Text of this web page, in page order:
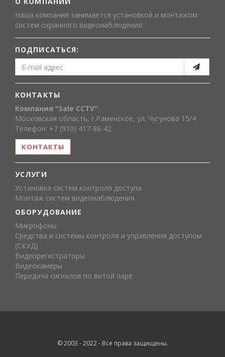
Наша компания занимается установкой и монтажом
систем охранного видеонаблюдения.
ПОДПИСАТЬСЯ:
КОНТАКТЫ
Компания "Sale CCTV"
Московская область, г.Раменское, ул. Чугунова 15/4
Телефон: +7 (910) 417-86-42
КОНТАКТЫ
УСЛУГИ
Установка систем контроля доступа
Монтаж систем видеонаблюдения
ОБОРУДОВАНИЕ
Микрофоны
Средства и системы контроля и управления доступом
(СКУД)
Видеорегистраторы
Видеокамеры
Передача сигналов по витой паре
© 2003 - 2022 - Все права защищены.